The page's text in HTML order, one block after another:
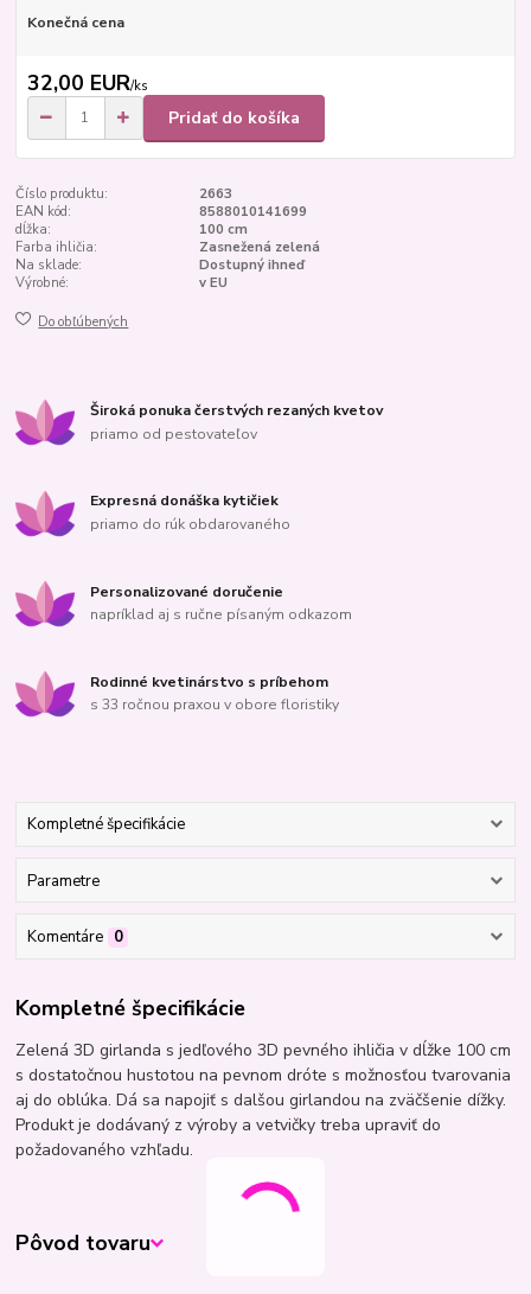
Konečná cena
32,00 EUR/ks
Pridať do košíka
Číslo produktu:
2663
EAN kód:
8588010141699
dĺžka:
100 cm
Farba ihličia:
Zasnežená zelená
Na sklade:
Dostupný ihneď
Výrobné:
v EU
Do obľúbených
Široká ponuka čerstvých rezaných kvetov
priamo od pestovateľov
Expresná donáška kytičiek
priamo do rúk obdarovaného
Personalizované doručenie
napríklad aj s ručne písaným odkazom
Rodinné kvetinárstvo s príbehom
s 33 ročnou praxou v obore floristiky
Kompletné špecifikácie
Parametre
Komentáre 0
Kompletné špecifikácie
Zelená 3D girlanda s jedľového 3D pevného ihličia v dĺžke 100 cm
s dostatočnou hustotou na pevnom dróte s možnosťou tvarovania
aj do oblúka. Dá sa napojiť s dalšou girlandou na zväčšenie dížky.
Produkt je dodávaný z výroby a vetvičky treba upraviť do
požadovaného vzhľadu.
Pôvod tovaru